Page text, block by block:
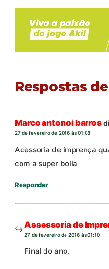
Respostas de
Marco antonoi barros
27 de fevereiro de 2016 às 01:08
Acessoria de imprença
com a super bolla
Responder
Assessoria de
27 de fevereiro de 2016 às 01:10
Final do ano.